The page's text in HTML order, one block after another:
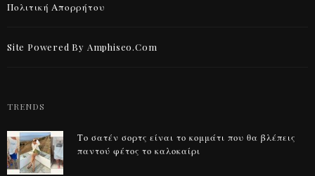
Πολιτική Απορρήτου
Site Powered By Amphiseo.com
TRENDS
Το σατέν σορτς είναι το κομμάτι που θα βλέπεις
παντού φέτος το καλοκαίρι